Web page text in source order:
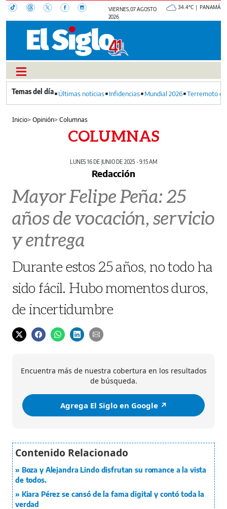
VIERNES, 07 AGOSTO
2026
34.4°C | PANAMÁ
Últimas noticias Infidencias Mundial 2026 Terremoto
Inicio>Opinión>Columnas
COLUMNAS
LUNES 16 DE JUNIO DE 2025 - 9:15 AM
Redacción
Mayor Felipe Peña: 25
años de vocación, servicio
y entrega
Durante estos 25 años, no todo ha
sido fácil. Hubo momentos duros,
de incertidumbre
Encuentra más de nuestra cobertura en los resultados
de búsqueda.
Agrega El Siglo en Google ↗️
Boza y Alejandra Lindo disfrutan su romance a la vista
de todos.
Kiara Pérez se cansó de la fama digital y contó toda la
verdad